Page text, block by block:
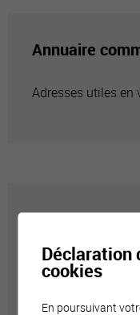
Annuaire
Adresses utiles en
Carte
Géolocalisation
de Sierre.
Déclaration
cookies
En poursuivant